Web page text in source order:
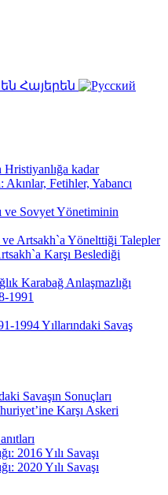
Հայերեն
kadar
Fetihler, Yabancı
ve Sovyet Yönetiminin
Artsakh`a Yönelttiği Talepler
Karşı Beslediği
Karabağ Anlaşmazlığı
1991
1994 Yıllarındaki Savaş
Savaşın Sonuçları
Karşı Askeri
2016 Yılı Savaşı
2020 Yılı Savaşı